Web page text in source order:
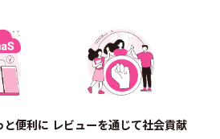
便利に レビューを通じて社会貢献